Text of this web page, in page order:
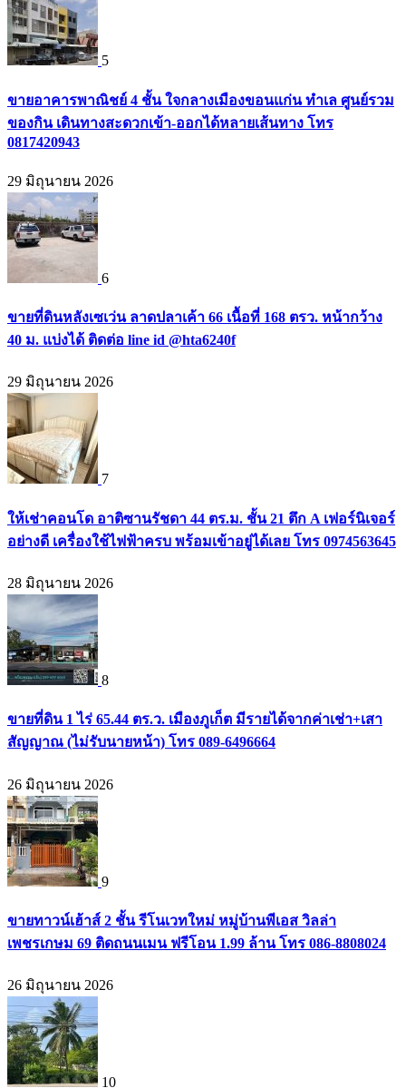
5
ขายอาคารพาณิชย์ 4 ชั้น ใจกลางเมืองขอนแก่น ทำเล ศูนย์รวม
ของกิน เดินทางสะดวกเข้า-ออกได้หลายเส้นทาง โทร
0817420943
29 มิถุนายน 2026
6
ขายที่ดินหลังเซเว่น ลาดปลาเค้า 66 เนื้อที่ 168 ตรว. หน้ากว้าง
40 ม. แบ่งได้ ติดต่อ line id @hta6240f
29 มิถุนายน 2026
7
ให้เช่าคอนโด อาติซานรัชดา 44 ตร.ม. ชั้น 21 ตึก A เฟอร์นิเจอร์
อย่างดี เครื่องใช้ไฟฟ้าครบ พร้อมเข้าอยู่ได้เลย โทร 0974563645
28 มิถุนายน 2026
8
ขายที่ดิน 1 ไร่ 65.44 ตร.ว. เมืองภูเก็ต มีรายได้จากค่าเช่า+เสา
สัญญาณ (ไม่รับนายหน้า) โทร 089-6496664
26 มิถุนายน 2026
9
ขายทาวน์เฮ้าส์ 2 ชั้น รีโนเวทใหม่ หมู่บ้านพีเอส วิลล่า
เพชรเกษม 69 ติดถนนเมน ฟรีโอน 1.99 ล้าน โทร 086-8808024
26 มิถุนายน 2026
10